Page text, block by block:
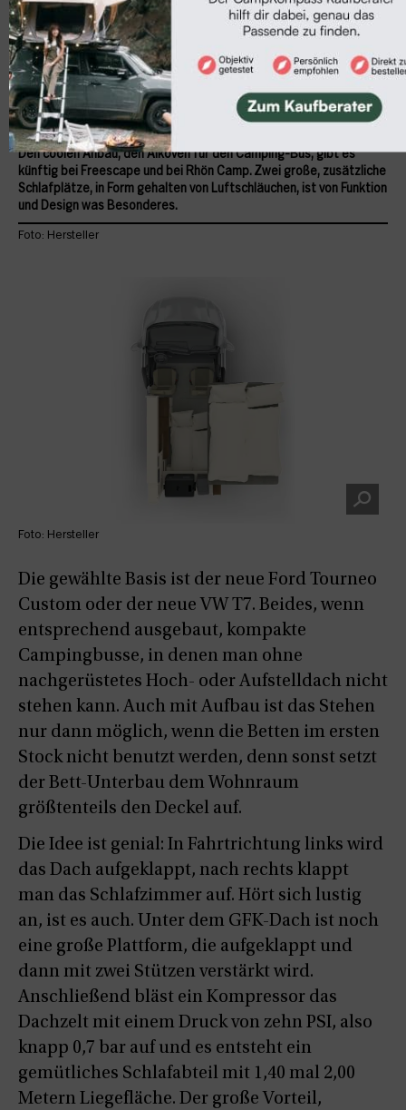
Den coolen Anbau, den Alkoven für den Camping-Bus, gibt es
künftig bei Freescape und bei Rhön Camp. Zwei große, zusätzliche
Schlafplätze, in Form gehalten von Luftschläuchen, ist von Funktion
und Design was Besonderes.
Foto: Hersteller
Die gewählte Basis ist der neue Ford Tourneo
Custom oder der neue VW T7. Beides, wenn
entsprechend ausgebaut, kompakte
Campingbusse, in denen man ohne
nachgerüstetes Hoch- oder Aufstelldach nicht
stehen kann. Auch mit Aufbau ist das Stehen
nur dann möglich, wenn die Betten im ersten
Stock nicht benutzt werden, denn sonst setzt
der Bett-Unterbau dem Wohnraum
größtenteils den Deckel auf.
Die Idee ist genial: In Fahrtrichtung links wird
das Dach aufgeklappt, nach rechts klappt
man das Schlafzimmer auf. Hört sich lustig
an, ist es auch. Unter dem GFK-Dach ist noch
eine große Plattform, die aufgeklappt und
dann mit zwei Stützen verstärkt wird.
Anschließend bläst ein Kompressor das
Dachzelt mit einem Druck von zehn PSI, also
knapp 0,7 bar auf und es entsteht ein
gemütliches Schlafabteil mit 1,40 mal 2,00
Metern Liegefläche. Der große Vorteil,
Foto: Hersteller